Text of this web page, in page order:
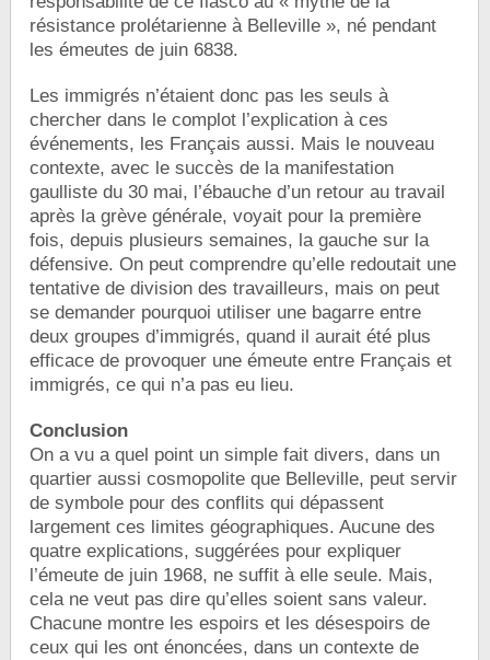
résistance prolétarienne à Belleville », né pendant
les émeutes de juin 6838.
Les immigrés n’étaient donc pas les seuls à
chercher dans le complot l’explication à ces
événements, les Français aussi. Mais le nouveau
contexte, avec le succès de la manifestation
gaulliste du 30 mai, l’ébauche d’un retour au travail
après la grève générale, voyait pour la première
fois, depuis plusieurs semaines, la gauche sur la
défensive. On peut comprendre qu’elle redoutait une
tentative de division des travailleurs, mais on peut
se demander pourquoi utiliser une bagarre entre
deux groupes d’immigrés, quand il aurait été plus
efficace de provoquer une émeute entre Français et
immigrés, ce qui n’a pas eu lieu.
Conclusion
On a vu a quel point un simple fait divers, dans un
quartier aussi cosmopolite que Belleville, peut servir
de symbole pour des conflits qui dépassent
largement ces limites géographiques. Aucune des
quatre explications, suggérées pour expliquer
l’émeute de juin 1968, ne suffit à elle seule. Mais,
cela ne veut pas dire qu’elles soient sans valeur.
Chacune montre les espoirs et les désespoirs de
ceux qui les ont énoncées, dans un contexte de